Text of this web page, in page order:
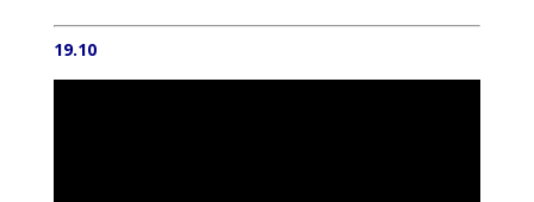
19.10